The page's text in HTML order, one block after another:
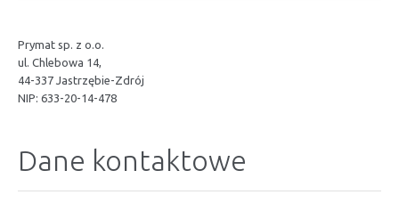
Prymat sp. z o.o.
ul. Chlebowa 14,
44-337 Jastrzębie-Zdrój
NIP: 633-20-14-478
Dane kontaktowe